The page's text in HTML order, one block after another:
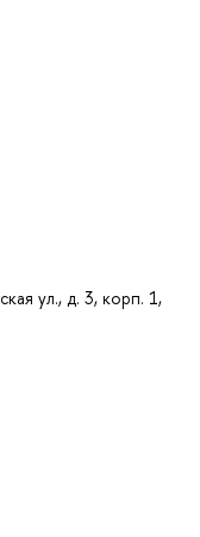
ул., д. 3, корп. 1,